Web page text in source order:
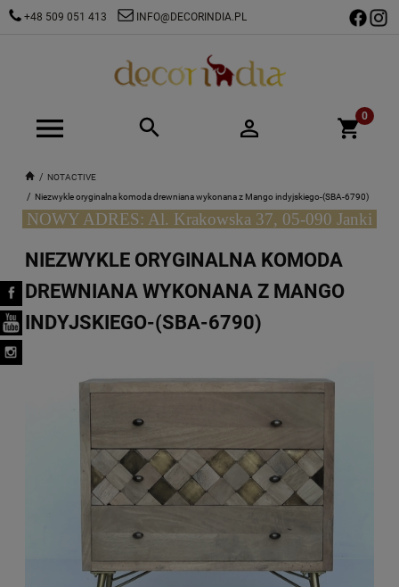
+48 509 051 413 INFO@DECORINDIA.PL
NOTACTIVE
Niezwykle oryginalna komoda drewniana wykonana z Mango indyjskiego-(SBA-6790)
NOWY ADRES: Al. Krakowska 37, 05-090 Janki
NIEZWYKLE ORYGINALNA KOMODA
DREWNIANA WYKONANA Z MANGO
INDYJSKIEGO-(SBA-6790)